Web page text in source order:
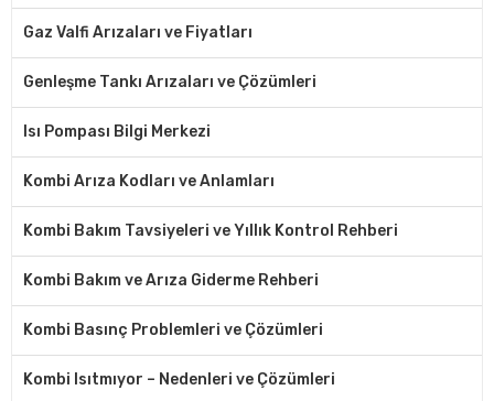
Gaz Valfi Arızaları ve Fiyatları
Genleşme Tankı Arızaları ve Çözümleri
Isı Pompası Bilgi Merkezi
Kombi Arıza Kodları ve Anlamları
Kombi Bakım Tavsiyeleri ve Yıllık Kontrol Rehberi
Kombi Bakım ve Arıza Giderme Rehberi
Kombi Basınç Problemleri ve Çözümleri
Kombi Isıtmıyor – Nedenleri ve Çözümleri